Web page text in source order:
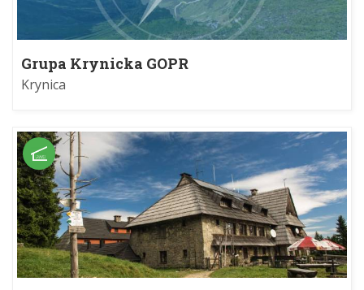
Grupa Krynicka GOPR
Krynica